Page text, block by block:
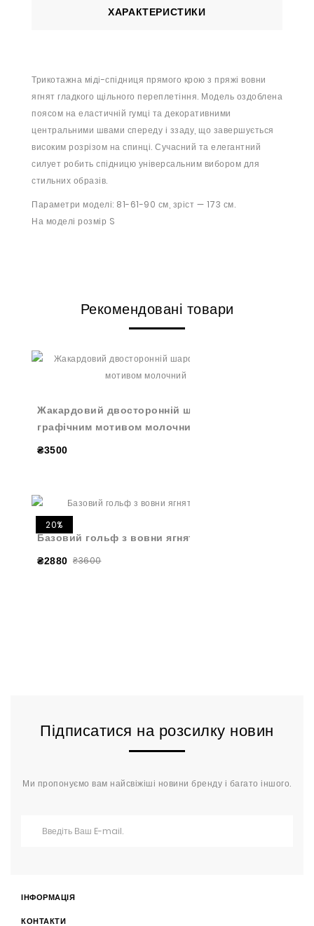
ХАРАКТЕРИСТИКИ
Трикотажна міді-спідниця прямого крою з пряжі вовни
ягнят гладкого щільного переплетіння. Модель оздоблена
поясом на еластичній гумці та декоративними
центральними швами спереду і ззаду, що завершується
високим розрізом на спинці. Сучасний та елегантний
силует робить спідницю універсальним вибором для
стильних образів.
Параметри моделі: 81-61-90 см, зріст — 173 см.
На моделі розмір S
Рекомендовані товари
Жакардовий двосторонній шарф з
графічним мотивом молочний
₴3500
20%
Базовий гольф з вовни ягнят молочний
₴2880 ₴3600
Підписатися на розсилку новин
Ми пропонуємо вам найсвіжіші новини бренду і багато іншого.
ІНФОРМАЦІЯ
КОНТАКТИ